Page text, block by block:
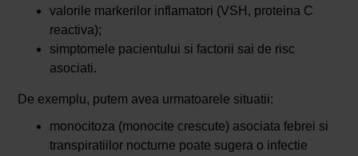
valorile markerilor inflamatori (VSH, proteina C
reactiva);
simptomele pacientului si factorii sai de risc
asociati.
De exemplu, putem avea urmatoarele situatii:
monocitoza (monocite crescute) asociata febrei si
transpiratiilor nocturne poate sugera o infectie